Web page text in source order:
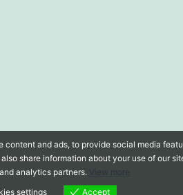
content and ads, to provide social media
share information about your use of our
analytics partners.
settings
Accept